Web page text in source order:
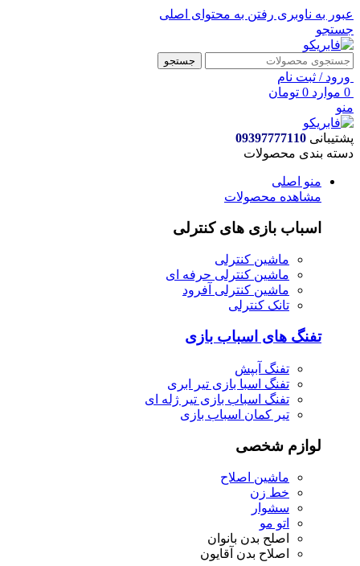
عبور به ناوبری رفتن به محتوای اصلی
جستجو
جستجو
ورود / ثبت نام
0 موارد 0 تومان
منو
پشتیبانی 09397777110
دسته بندی محصولات
منو اصلی
مشاهده محصولات
اسباب بازی های کنترلی
ماشین کنترلی
ماشین کنترلی حرفه ای
ماشین کنترلی آفرود
تانک کنترلی
تفنگ های اسباب بازی
تفنگ آبپش
تفنگ اسبا بازی تیر ابری
تفنگ اسباب بازی تیر ژله ای
تیر کمان اسباب بازی
لوازم شخصی
ماشین اصلاح
خط زن
سشوار
اتو مو
اصلح بدن بانوان
اصلاح بدن آقایون